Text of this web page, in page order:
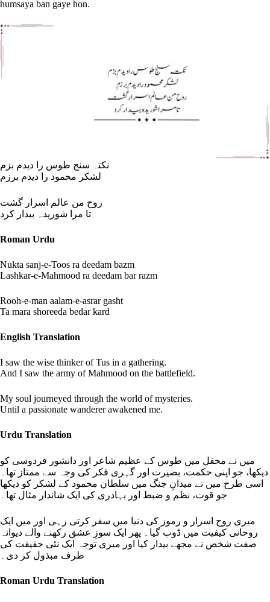
humsaya ban gaye hon.
نکتہ سنج طوس را دیدم بزم
لشکر محمود را دیدم برزم
روح من عالم اسرار گشت
تا مرا شوریدہ بیدار کرد
Roman Urdu
Nukta sanj-e-Toos ra deedam bazm
Lashkar-e-Mahmood ra deedam bar razm
Rooh-e-man aalam-e-asrar gasht
Ta mara shoreeda bedar kard
English Translation
I saw the wise thinker of Tus in a gathering.
And I saw the army of Mahmood on the battlefield.
My soul journeyed through the world of mysteries.
Until a passionate wanderer awakened me.
Urdu Translation
میں نے محفل میں طوس کے عظیم شاعر اور دانشور فردوسی کو
دیکھا، جو اپنی حکمت، بصیرت اور گہری فکر کی وجہ سے ممتاز تھا۔
اسی طرح میں نے میدانِ جنگ میں سلطان محمود کے لشکر کو دیکھا
جو قوت، نظم و ضبط اور بہادری کی ایک شاندار مثال تھا۔
میری روح اسرار و رموز کی دنیا میں سفر کرتی رہی اور میں ایک
روحانی کیفیت میں ڈوب گیا۔ پھر ایک سوزِ عشق رکھنے والے دیوانہ
صفت شخص نے مجھے بیدار کیا اور میری توجہ ایک نئی حقیقت کی
طرف مبذول کر دی۔
Roman Urdu Translation